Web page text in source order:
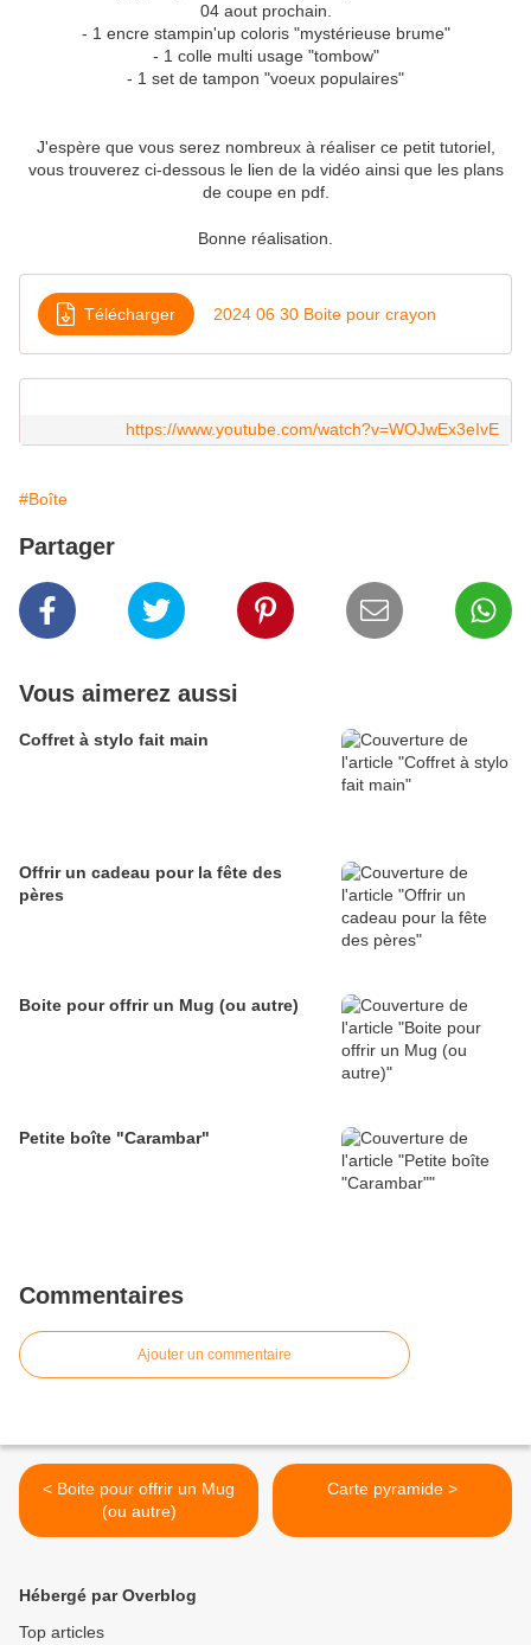
04 aout prochain.
- 1 encre stampin'up coloris "mystérieuse brume"
- 1 colle multi usage "tombow"
- 1 set de tampon "voeux populaires"
J'espère que vous serez nombreux à réaliser ce petit tutoriel,
vous trouverez ci-dessous le lien de la vidéo ainsi que les plans
de coupe en pdf.
Bonne réalisation.
Télécharger 2024 06 30 Boite pour crayon
https://www.youtube.com/watch?v=WOJwEx3eIvE
#Boîte
Partager
Vous aimerez aussi
Coffret à stylo fait main
Offrir un cadeau pour la fête des
pères
Boite pour offrir un Mug (ou autre)
Petite boîte "Carambar"
Commentaires
Ajouter un commentaire
< Boite pour offrir un Mug
(ou autre)
Carte pyramide >
Hébergé par Overblog
Top articles